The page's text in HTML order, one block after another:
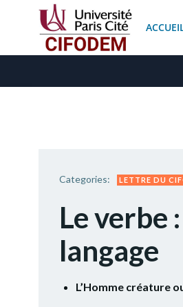
Categories: LETTRE DU
Le verbe
langage
L’Homme créature